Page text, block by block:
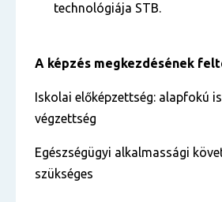
technológiája STB.
A képzés megkezdésének
Iskolai előképzettség: alapfokú
végzettség
Egészségügyi alkalmassági
szükséges